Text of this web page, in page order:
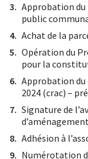
Approbation du
public
Achat de la
Opération du
pour la
Approbation
2024 (crac) –
Signature de
Adhésion à
Numérotation